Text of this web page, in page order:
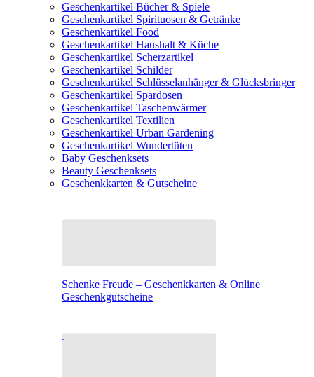
Geschenkartikel Bücher & Spiele
Geschenkartikel Spirituosen & Getränke
Geschenkartikel Food
Geschenkartikel Haushalt & Küche
Geschenkartikel Scherzartikel
Geschenkartikel Schilder
Geschenkartikel Schlüsselanhänger & Glücksbringer
Geschenkartikel Spardosen
Geschenkartikel Taschenwärmer
Geschenkartikel Textilien
Geschenkartikel Urban Gardening
Geschenkartikel Wundertüten
Baby Geschenksets
Beauty Geschenksets
Geschenkkarten & Gutscheine
Schenke Freude – Geschenkkarten & Online
Geschenkgutscheine